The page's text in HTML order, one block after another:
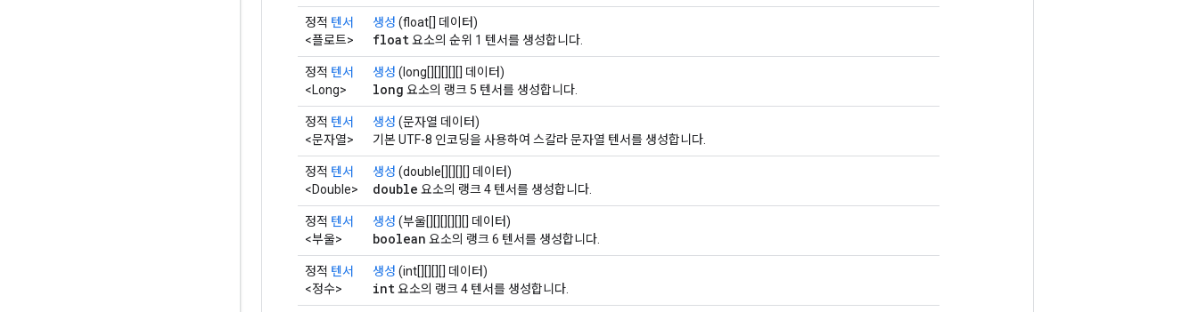
정적 텐서
<플로트>
생성 (float[] 데이터)
float요소의 순위 1 텐서를 생성합니다.
정적 텐서
<Long>
생성 (long[][][][][] 데이터)
long 요소의 랭크 5 텐서를 생성합니다.
정적 텐서
<문자열>
생성 (문자열 데이터)
기본 UTF-8 인코딩을 사용하여 스칼라 문자열 텐서를 생성합니다.
정적 텐서
<Double>
생성 (double[][][][] 데이터)
double 요소의 랭크 4 텐서를 생성합니다.
정적 텐서
<부울>
생성 (부울[][][][][][] 데이터)
boolean 요소의 랭크 6 텐서를 생성합니다.
정적 텐서
<정수>
생성 (int[][][][] 데이터)
int요소의 랭크 4 텐서를 생성합니다.